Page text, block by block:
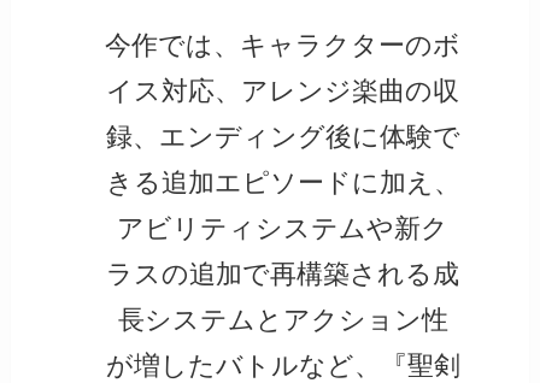
今作では、キャラクターのボ
イス対応、アレンジ楽曲の収
録、エンディング後に体験で
きる追加エピソードに加え、
アビリティシステムや新ク
ラスの追加で再構築される成
長システムとアクション性
が増したバトルなど、『聖剣